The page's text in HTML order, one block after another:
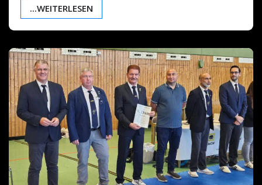
...WEITERLESEN